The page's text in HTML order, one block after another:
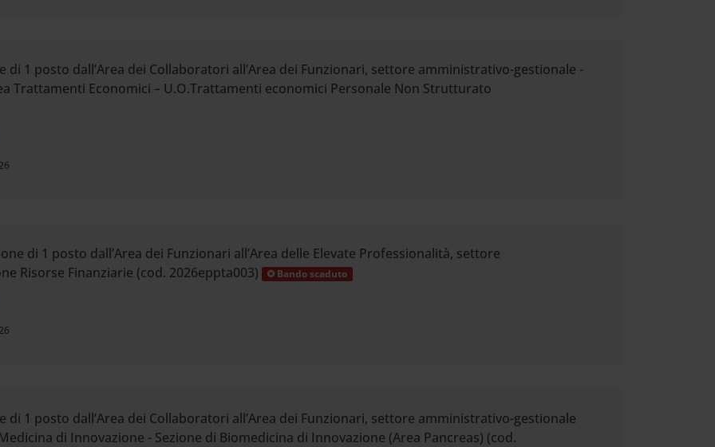
1 posto dall’Area dei Collaboratori all’Area dei Funzionari, settore amministrativo-gestionale -
Trattamenti Economici – U.O.Trattamenti economici Personale Non Strutturato
di 1 posto dall’Area dei Funzionari all’Area delle Elevate Professionalità, settore
Risorse Finanziarie (cod. 2026eppta003)
Bando scaduto
1 posto dall’Area dei Collaboratori all’Area dei Funzionari, settore amministrativo-gestionale
di Innovazione - Sezione di Biomedicina di Innovazione (Area Pancreas) (cod.